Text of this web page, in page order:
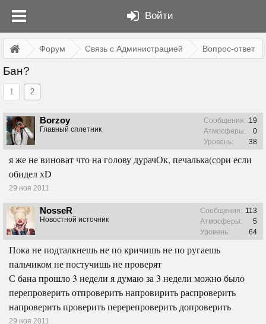
Войти
Форум Связь с Администрацией Вопрос-ответ
Бан?
1 2
Borzoy
Главный сплетник
Сообщения: 19
Атмосферы:
0
Уровень:
38
я же не виноват что на голову дурачОк, печалька(сори если
обидел хD
29 ноя 2011
NosseR
Новостной источник
Сообщения: 113
Атмосферы:
5
Уровень:
64
Пока не подталкнешь не по кричишь не по ругаешь
пальчиком не постучишь не проверят
С бана прошло 3 недели я думаю за 3 недели можно было
перепроверить отпроверить напровирить распроверить
напроверить проверить перерепроверить допроверить
29 ноя 2011